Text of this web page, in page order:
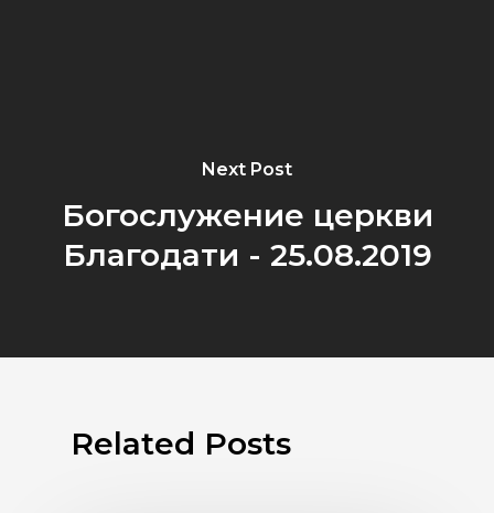
Next Post
Богослужение церкви
Благодати - 25.08.2019
Related Posts